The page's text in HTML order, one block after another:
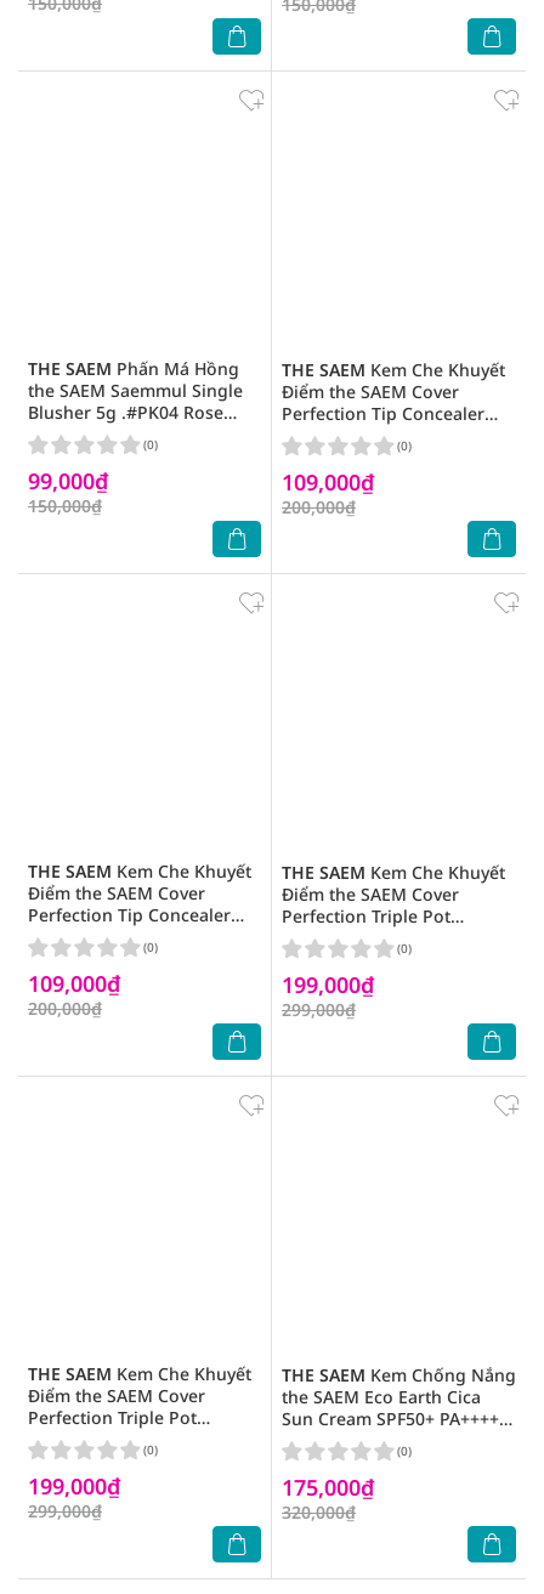
THE SAEM Phấn Má Hồng
the SAEM Saemmul Single
Blusher 5g .#PK04 Rose
Ribbon
99,000₫
150,000₫
(0)
THE SAEM Kem Che Khuyết
Điểm the SAEM Cover
Perfection Tip Concealer
6.5g .#Brightener
109,000₫
200,000₫
(0)
THE SAEM Kem Che Khuyết
Điểm the SAEM Cover
Perfection Tip Concealer
6.5g .#1.25 Light Beige
109,000₫
200,000₫
(0)
THE SAEM Kem Che Khuyết
Điểm the SAEM Cover
Perfection Triple Pot
Concealer 4.5gx3 .#3
Correct Up Beige
199,000₫
299,000₫
(0)
THE SAEM Kem Che Khuyết
Điểm the SAEM Cover
Perfection Triple Pot
Concealer 4.5gx2+4.1g .#02
Contour Beige
199,000₫
299,000₫
(0)
THE SAEM Kem Chống Nắng
the SAEM Eco Earth Cica
Sun Cream SPF50+ PA++++
50g
175,000₫
320,000₫
(0)